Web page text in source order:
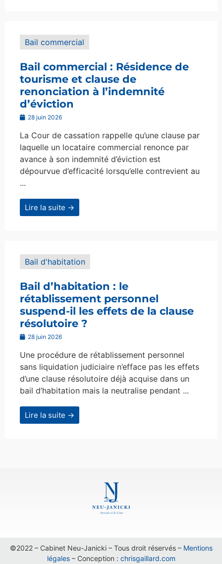
Bail commercial
Bail commercial : Résidence de
tourisme et clause de
renonciation à l’indemnité
d’éviction
28 juin 2026
La Cour de cassation rappelle qu’une clause par
laquelle un locataire commercial renonce par
avance à son indemnité d’éviction est
dépourvue d’efficacité lorsqu’elle contrevient au
...
Lire la suite →
Bail d'habitation
Bail d’habitation : le
rétablissement personnel
suspend-il les effets de la clause
résolutoire ?
28 juin 2026
Une procédure de rétablissement personnel
sans liquidation judiciaire n’efface pas les effets
d’une clause résolutoire déjà acquise dans un
bail d’habitation mais la neutralise pendant ...
Lire la suite →
©2022 – Cabinet Neu-Janicki – Tous droit réservés – Mentions
légales– Conception : chrisgaillard.com